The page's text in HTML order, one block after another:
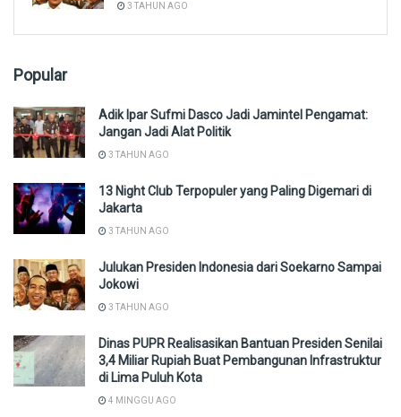
3 TAHUN AGO
Popular
Adik Ipar Sufmi Dasco Jadi Jamintel Pengamat:
Jangan Jadi Alat Politik
3 TAHUN AGO
13 Night Club Terpopuler yang Paling Digemari di
Jakarta
3 TAHUN AGO
Julukan Presiden Indonesia dari Soekarno Sampai
Jokowi
3 TAHUN AGO
Dinas PUPR Realisasikan Bantuan Presiden Senilai
3,4 Miliar Rupiah Buat Pembangunan Infrastruktur
di Lima Puluh Kota
4 MINGGU AGO